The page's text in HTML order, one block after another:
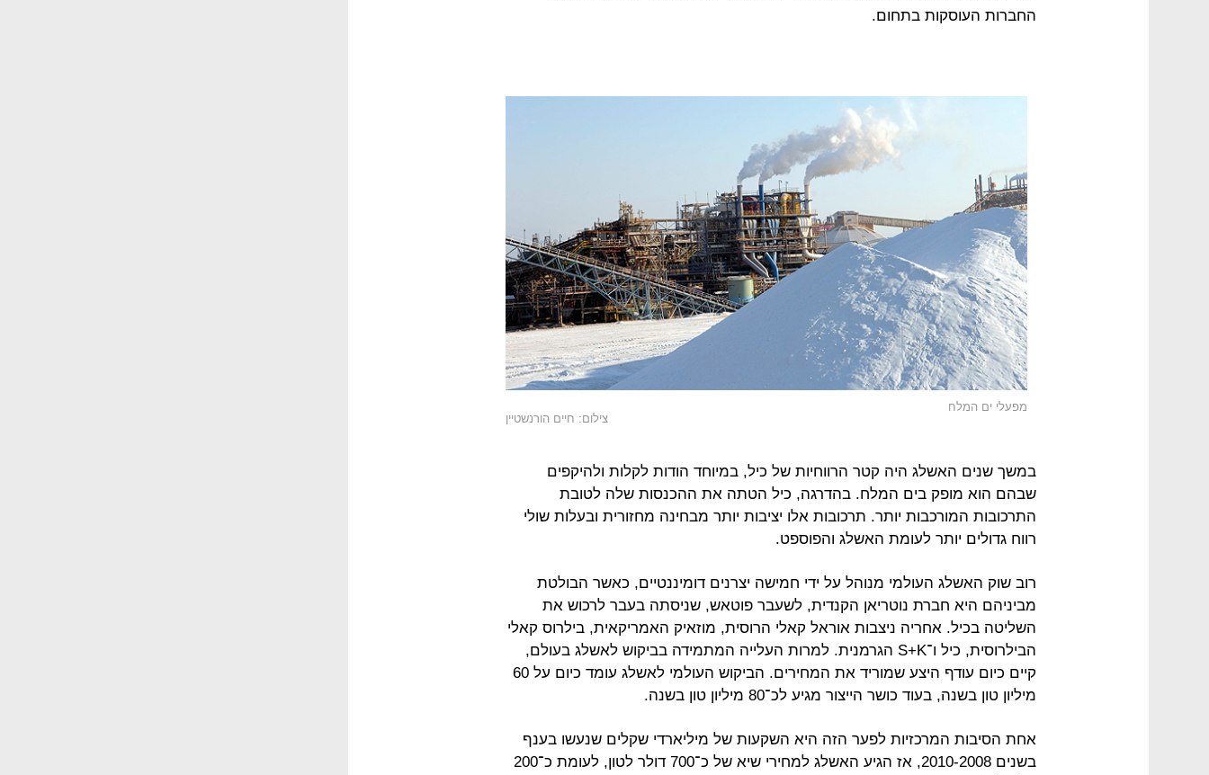
החברות העוסקות בתחום.
מפעלי ים המלח
צילום: חיים הורנשטיין
במשך שנים האשלג היה קטר הרווחיות של כיל, במיוחד הודות לקלות ולהיקפים
שבהם הוא מופק בים המלח. בהדרגה, כיל הטתה את ההכנסות שלה לטובת
התרכובות המורכבות יותר. תרכובות אלו יציבות יותר מבחינה מחזורית ובעלות שולי
רווח גדולים יותר לעומת האשלג והפוספט.
רוב שוק האשלג העולמי מנוהל על ידי חמישה יצרנים דומיננטיים, כאשר הבולטת
מביניהם היא חברת נוטריאן הקנדית, לשעבר פוטאש, שניסתה בעבר לרכוש את
השליטה בכיל. אחריה ניצבות אוראל קאלי הרוסית, מוזאיק האמריקאית, בילרוס קאלי
הבילרוסית, כיל ו־S+K הגרמנית. למרות העלייה המתמידה בביקוש לאשלג בעולם,
קיים כיום עודף היצע שמוריד את המחירים. הביקוש העולמי לאשלג עומד כיום על 60
מיליון טון בשנה, בעוד כושר הייצור מגיע לכ־80 מיליון טון בשנה.
אחת הסיבות המרכזיות לפער הזה היא השקעות של מיליארדי שקלים שנעשו בענף
בשנים 2008‑2010, אז הגיע האשלג למחירי שיא של כ־700 דולר לטון, לעומת כ־200